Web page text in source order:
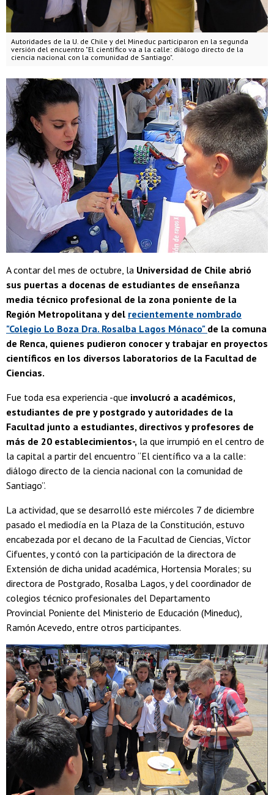
Autoridades de la U. de Chile y del Mineduc participaron en la segunda
versión del encuentro "El científico va a la calle: diálogo directo de la
ciencia nacional con la comunidad de Santiago".
A contar del mes de octubre, la Universidad de Chile abrió
sus puertas a docenas de estudiantes de enseñanza
media técnico profesional de la zona poniente de la
Región Metropolitana y del recientemente nombrado
"Colegio Lo Boza Dra. Rosalba Lagos Mónaco" de la comuna
de Renca, quienes pudieron conocer y trabajar en proyectos
científicos en los diversos laboratorios de la Facultad de
Ciencias.
Fue toda esa experiencia -que involucró a académicos,
estudiantes de pre y postgrado y autoridades de la
Facultad junto a estudiantes, directivos y profesores de
más de 20 establecimientos-, la que irrumpió en el centro de
la capital a partir del encuentro “El científico va a la calle:
diálogo directo de la ciencia nacional con la comunidad de
Santiago”.
La actividad, que se desarrolló este miércoles 7 de diciembre
pasado el mediodía en la Plaza de la Constitución, estuvo
encabezada por el decano de la Facultad de Ciencias, Víctor
Cifuentes, y contó con la participación de la directora de
Extensión de dicha unidad académica, Hortensia Morales; su
directora de Postgrado, Rosalba Lagos, y del coordinador de
colegios técnico profesionales del Departamento
Provincial Poniente del Ministerio de Educación (Mineduc),
Ramón Acevedo, entre otros participantes.